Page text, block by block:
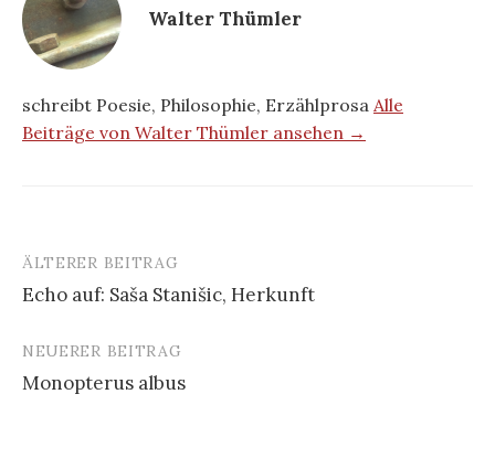
Walter Thümler
schreibt Poesie, Philosophie, Erzählprosa Alle
Beiträge von Walter Thümler ansehen →
Beitrags-
Navigation
ÄLTERER BEITRAG
Echo auf: Saša Stanišic, Herkunft
NEUERER BEITRAG
Monopterus albus